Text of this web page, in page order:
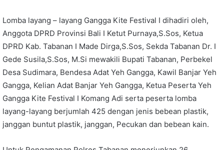
Lomba layang – layang Gangga Kite Festival I dihadiri oleh,
Anggota DPRD Provinsi Bali I Ketut Purnaya,S.Sos, Ketua
DPRD Kab. Tabanan I Made Dirga,S.Sos, Sekda Tabanan Dr. I
Gede Susila,S.Sos, M.Si mewakili Bupati Tabanan, Perbekel
Desa Sudimara, Bendesa Adat Yeh Gangga, Kawil Banjar Yeh
Gangga, Kelian Adat Banjar Yeh Gangga, Ketua Peserta Yeh
Gangga Kite Festival I Komang Adi serta peserta lomba
layang-layang berjumlah 425 dengan jenis bebean plastik,
janggan buntut plastik, janggan, Pecukan dan bebean kain.